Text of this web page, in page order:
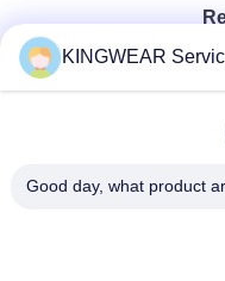
KINGWEAR
Good day, what product